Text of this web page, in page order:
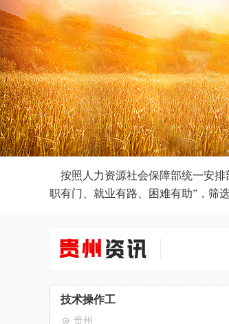
按照人力资源社会保障部统一安排
职有门、就业有路、困难有助”，筛
技术操作工
贵州